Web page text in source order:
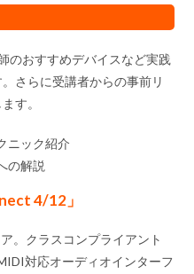
のおすすめデバイスなど実践
さらに受講者からの事前リ
す。
ニック紹介
の解説
4/12」
。クラスコンプライアント
対応オーディオインターフ